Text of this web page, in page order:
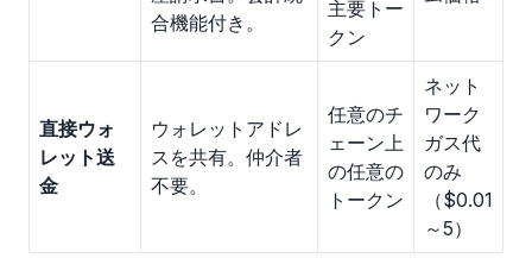
合機能付き。
主要トー
クン
直接ウォ
レット送
金
ウォレットアドレ
スを共有。仲介者
不要。
任意のチ
ェーン上
の任意の
トークン
ネット
ワーク
ガス代
のみ
（$0.01
～5）